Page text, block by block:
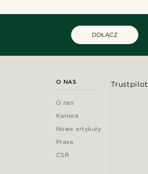
DOŁĄCZ
O NAS
O nas
Kariera
Nowe artykuły
Prasa
CSR
Trustpilot